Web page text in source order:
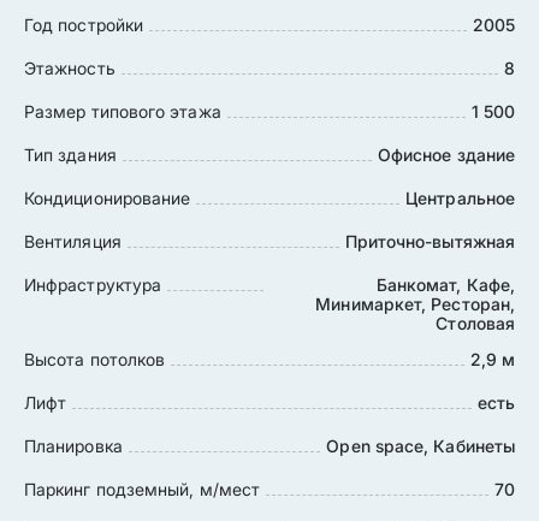
Год постройки 2005
Этажность 8
Размер типового этажа 1 500
Тип здания Офисное здание
Кондиционирование Центральное
Вентиляция Приточно-вытяжная
Инфраструктура
Банкомат, Кафе,
Минимаркет, Ресторан,
Столовая
Высота потолков
2,9 м
Лифт есть
Планировка Open space, Кабинеты
Паркинг подземный, м/мест 70